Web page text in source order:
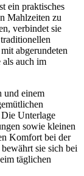
ein praktisches
Mahlzeiten zu
verbindet sie
abgerundeten
als auch im
und einem
Unterlage
sowie kleinen
Komfort bei der
sie sich bei
täglichen